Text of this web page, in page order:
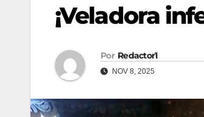
¡Veladora
Por Redactor1
NOV 8, 2025